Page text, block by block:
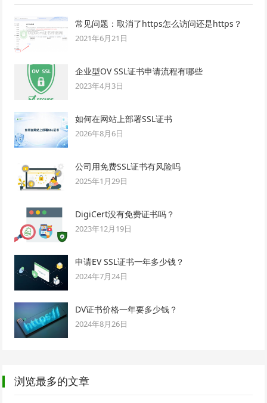
常见问题：取消了https怎么访问还是https？
2021年6月21日
企业型OV SSL证书申请流程有哪些
2023年4月3日
如何在网站上部署SSL证书
2026年8月6日
公司用免费SSL证书有风险吗
2025年1月29日
DigiCert没有免费证书吗？
2023年12月19日
申请EV SSL证书一年多少钱？
2024年7月24日
DV证书价格一年要多少钱？
2024年8月26日
浏览最多的文章